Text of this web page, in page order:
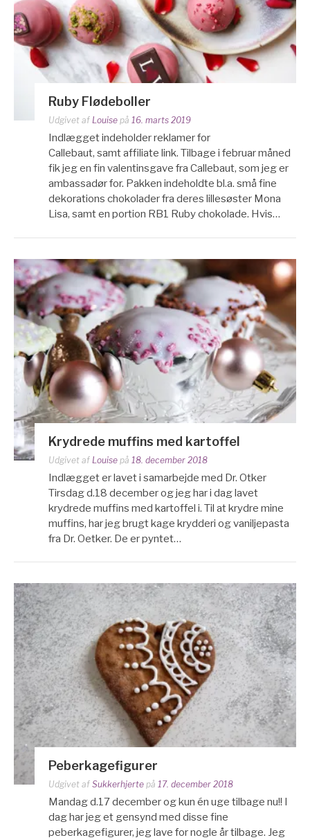
Ruby Flødeboller
Udgivet af Louise på 16. marts 2019
Indlægget indeholder reklamer for
Callebaut, samt affiliate link. Tilbage i februar måned
fik jeg en fin valentinsgave fra Callebaut, som jeg er
ambassadør for. Pakken indeholdte bl.a. små fine
dekorations chokolader fra deres lillesøster Mona
Lisa, samt en portion RB1 Ruby chokolade. Hvis…
Krydrede muffins med kartoffel
Udgivet af Louise på 18. december 2018
Indlægget er lavet i samarbejde med Dr. Otker
Tirsdag d.18 december og jeg har i dag lavet
krydrede muffins med kartoffel i. Til at krydre mine
muffins, har jeg brugt kage krydderi og vaniljepasta
fra Dr. Oetker. De er pyntet…
Peberkagefigurer
Udgivet af Sukkerhjerte på 17. december 2018
Mandag d.17 december og kun én uge tilbage nu!! I
dag har jeg et gensynd med disse fine
peberkagefigurer, jeg lave for nogle år tilbage. Jeg